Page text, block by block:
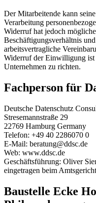
Der Mitarbeitende kann
Verarbeitung
Widerruf hat jedoch
Beschäftigungsverhältnis
arbeitsvertragliche
Widerruf der Einwilligung ist
Unternehmen zu richten.
Fachperson für
Deutsche Datenschutz
Stresemannstraße 29
22769 Hamburg Germany
Telefon: +49 40 2286070 0
E-Mail: beratung@ddsc.de
Web: www.ddsc.de
Geschäftsführung: Oliver
eingetragen beim
Baustelle Ecke